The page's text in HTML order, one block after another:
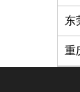
东
重